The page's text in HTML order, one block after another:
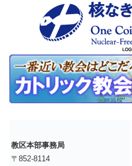
教区本部事務局
〒852-8114